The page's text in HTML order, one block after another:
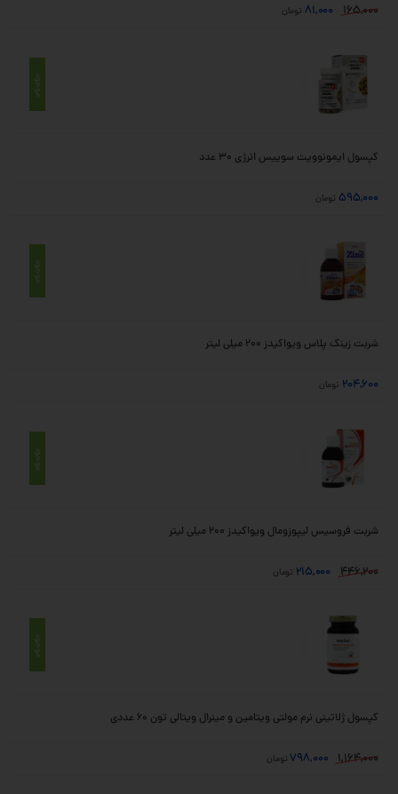
165,000
81,000 تومان
موجود
کپسول ایمونوویت سوییس انرژی 30 عدد
595,000 تومان
موجود
شربت زینک پلاس ویواکیدز 200 میلی لیتر
204,600 تومان
موجود
شربت فروسیس لیپوزومال ویواکیدز 200 میلی لیتر
446,200
215,000 تومان
موجود
کپسول ژلاتینی نرم مولتی ویتامین و مینرال ویتالی تون 60 عددی
1,164,000
798,000 تومان